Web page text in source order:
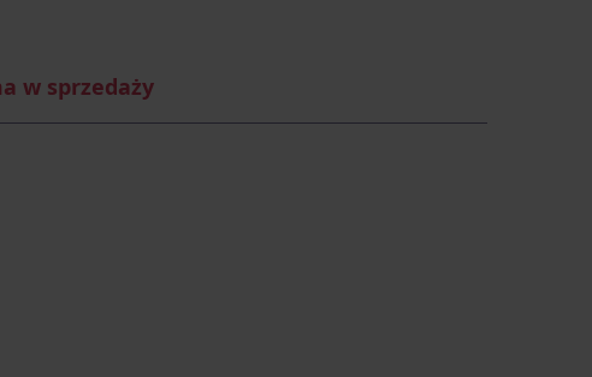
w sprzedaży